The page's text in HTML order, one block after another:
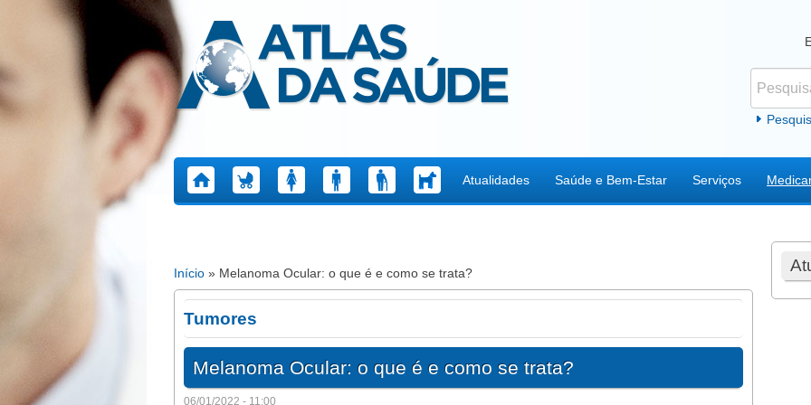
Atlas da Saúde
Atualidades Saúde e Bem-Estar Serviços
Está aqui
Início » Melanoma Ocular: o que é e como se trata?
Tumores
Melanoma Ocular: o que é e como se trata?
06/01/2022 - 11:00